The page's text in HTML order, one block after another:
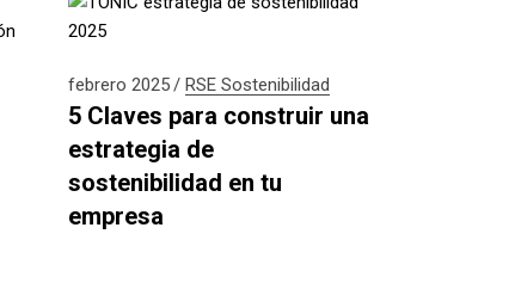
febrero 2025 RSE Sostenibilidad
5 Claves para construir una
estrategia de
sostenibilidad en tu
empresa